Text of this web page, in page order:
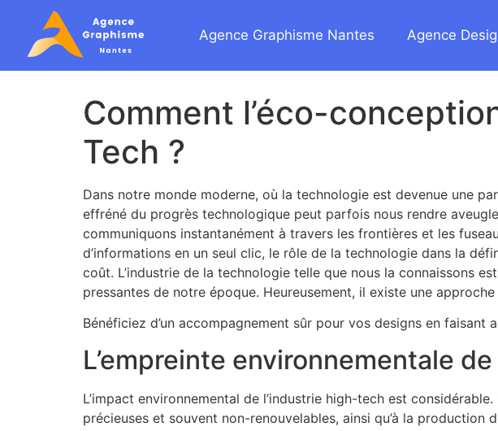
Agence Graphisme Nantes Agence
Comment l’éco-
Tech ?
Dans notre monde moderne, où la technologie est devenue une
effréné du progrès technologique peut parfois nous rendre
communiquons instantanément à travers les frontières et les
d’informations en un seul clic, le rôle de la technologie dans la
coût. L’industrie de la technologie telle que nous la connaissons
pressantes de notre époque. Heureusement, il existe une
Bénéficiez d’un accompagnement sûr pour vos designs en faisant
L’empreinte environnementale
L’impact environnemental de l’industrie high-tech est
précieuses et souvent non-renouvelables, ainsi qu’à la production